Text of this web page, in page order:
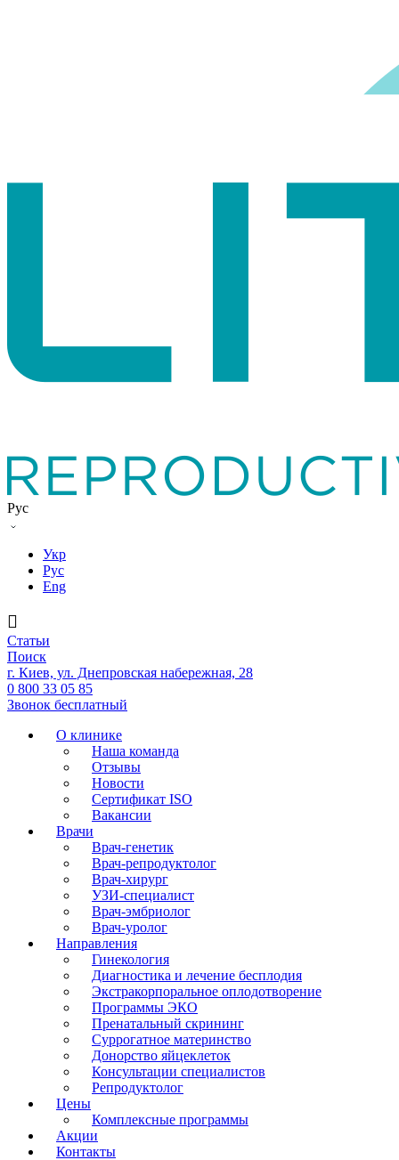
Рус
Укр
Рус
Eng
Статьи
Поиск
г. Киев, ул. Днепровская набережная, 28
0 800 33 05 85
Звонок бесплатный
О клинике
Наша команда
Отзывы
Новости
Сертификат ISO
Вакансии
Врачи
Врач-генетик
Врач-репродуктолог
Врач-хирург
УЗИ-специалист
Врач-эмбриолог
Врач-уролог
Направления
Гинекология
Диагностика и лечение бесплодия
Экстракорпоральное оплодотворение
Программы ЭКО
Пренатальный скрининг
Суррогатное материнство
Донорство яйцеклеток
Консультации специалистов
Репродуктолог
Цены
Комплексные программы
Акции
Контакты